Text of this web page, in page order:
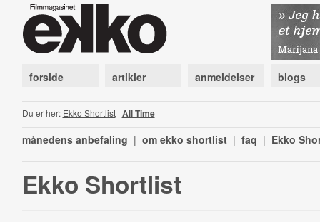
forside artikler anmeldelser blogs
Du er her: Ekko Shortlist| All Time
månedens anbefaling | om ekko shortlist | faq | Ekko
Ekko Shortlist